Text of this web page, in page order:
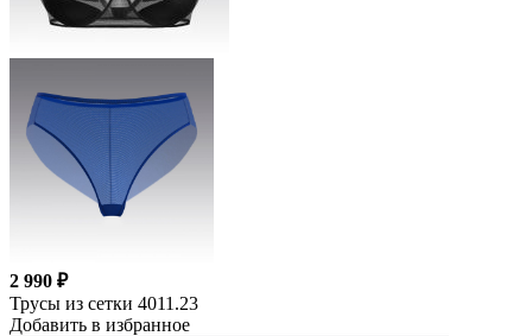
2 990 ₽
Трусы из сетки 4011.23
Добавить в избранное